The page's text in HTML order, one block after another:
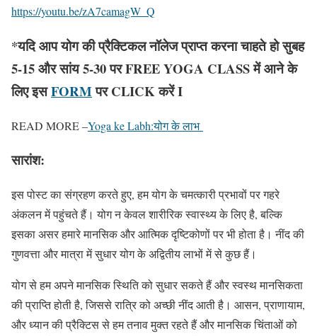
https://youtu.be/zA7camagW_Q
*यदि आप योग की प्रैक्टिकल नॉलेज प्राप्त करना चाहते हो सुबह
5-15 और सांय 5-30 पर FREE YOGA CLASS में आने के
लिए इसFORMपर CLICK करें I
READ MORE –Yoga ke Labh:योग के लाभ
सारांश:
इस पोस्ट का संग्रहण करते हुए, हम योग के चमत्कारी प्रभावों पर गहरे
अंकलन में पहुंचते हैं। योग न केवल शारीरिक स्वास्थ्य के लिए है, बल्कि
इसका असर हमारे मानसिक और आत्मिक दृष्टिकोणों पर भी होता है। नींद की
गुणवत्ता और मात्रा में सुधार योग के अद्वितीय लाभों में से कुछ हैं।
योग से हम अपने मानसिक स्थिति को सुधार सकते हैं और स्वस्थ मानसिकता
की प्राप्ति होती है, जिससे रात्रि को अच्छी नींद आती है। आसन, प्राणायाम,
और ध्यान की प्रैक्टिस से हम तनाव मुक्त रहते हैं और मानसिक चिंताओं को